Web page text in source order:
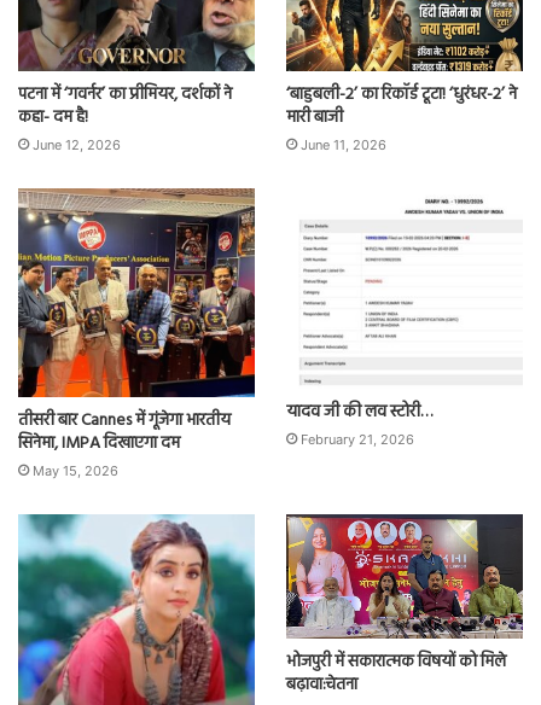
पटना में ‘गवर्नर’ का प्रीमियर, दर्शकों ने
कहा- दम है!
June 12, 2026
‘बाहुबली-2’ का रिकॉर्ड टूटा! ‘धुरंधर-2’ ने
मारी बाजी
June 11, 2026
तीसरी बार Cannes में गूंजेगा भारतीय
सिनेमा, IMPA दिखाएगा दम
May 15, 2026
यादव जी की लव स्टोरी…
February 21, 2026
भोजपुरी में सकारात्मक विषयों को मिले
बढ़ावा:चेतना